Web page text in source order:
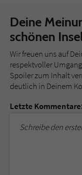
Deine
schönen
Wir freuen uns auf
respektvoller
Spoiler zum Inhalt
deutlich in Deinem
Letzte
Schreibe den